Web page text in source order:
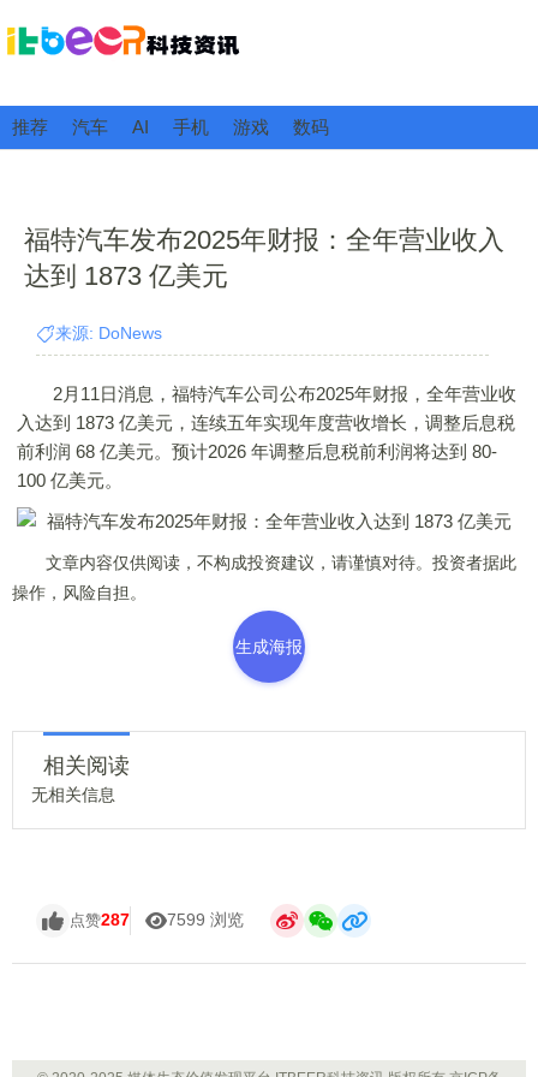
推荐 汽车 AI 手机 游戏 数码
福特汽车发布2025年财报：全年营业收入
达到 1873 亿美元
来源: DoNews
2月11日消息，福特汽车公司公布2025年财报，全年营业收
入达到 1873 亿美元，连续五年实现年度营收增长，调整后息税
前利润 68 亿美元。预计2026 年调整后息税前利润将达到 80-
100 亿美元。
文章内容仅供阅读，不构成投资建议，请谨慎对待。投资者据此
操作，风险自担。
生成海报
相关阅读
无相关信息
点赞287 7599 浏览